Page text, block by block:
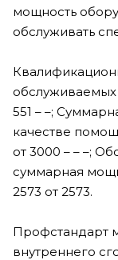
мощность
обслуживать
обслуживаемых
551 – –;
качестве
от 3000 – – –;
суммарная
2573 от 2573.
Профстандарт
внутреннего